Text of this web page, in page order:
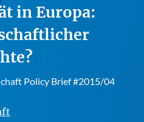
in Europa:
Policy Brief #2015/04